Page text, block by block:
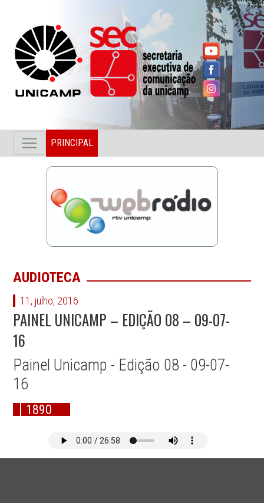
PRINCIPAL
AUDIOTECA
11, julho, 2016
PAINEL UNICAMP – EDIÇÃO 08 – 09-07-
16
Painel Unicamp - Edição 08 - 09-07-
16
1890